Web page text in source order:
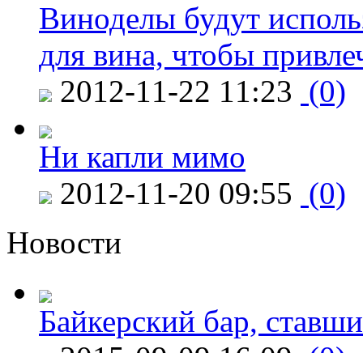
Виноделы будут
для вина, чтобы
2012-11-22 11:23 (0)
Ни капли мимо
2012-11-20 09:55 (0)
Новости
Байкерский бар,